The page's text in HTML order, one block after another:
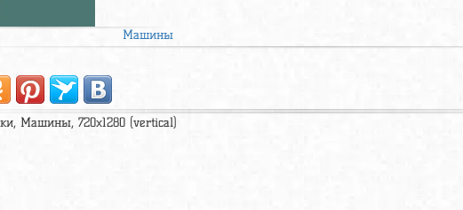
Машины
Машины, 720x1280 (vertical)